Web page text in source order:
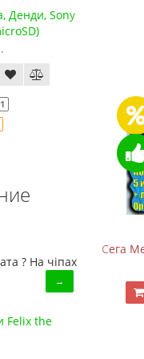
Денди, Sony
? На чіпах
→
Felix the
игр)
Сега